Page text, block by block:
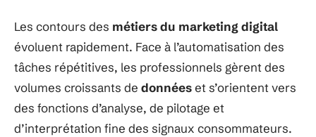
Les contours des métiers du marketing digital
évoluent rapidement. Face à l’automatisation des
tâches répétitives, les professionnels gèrent des
volumes croissants de donnéeset s’orientent vers
des fonctions d’analyse, de pilotage et
d’interprétation fine des signaux consommateurs.